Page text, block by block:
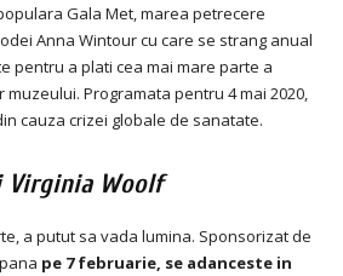
Gala Met, marea petrecere
Anna Wintour cu care se strang anual
pentru a plati cea mai mare parte a
muzeului. Programata pentru 4 mai 2020,
cauza crizei globale de sanatate.
Virginia Woolf
a putut sa vada lumina. Sponsorizat de
pe 7 februarie, se adanceste in